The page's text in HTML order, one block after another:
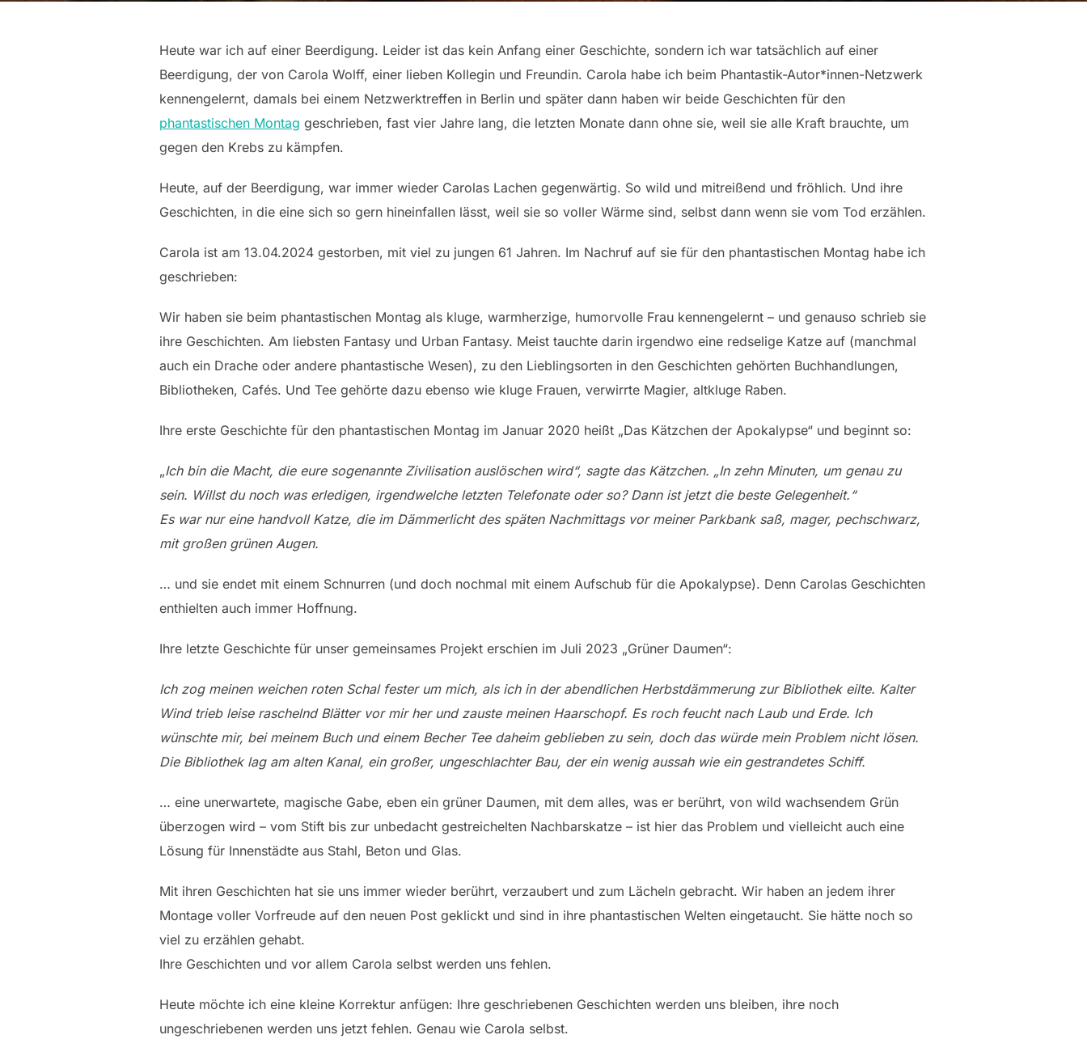
Heute war ich auf einer Beerdigung. Leider ist das kein Anfang einer Geschichte, sondern ich war tatsächlich auf einer
Beerdigung, der von Carola Wolff, einer lieben Kollegin und Freundin. Carola habe ich beim Phantastik-Autor*innen-Netzwerk
kennengelernt, damals bei einem Netzwerktreffen in Berlin und später dann haben wir beide Geschichten für den
phantastischen Montag geschrieben, fast vier Jahre lang, die letzten Monate dann ohne sie, weil sie alle Kraft brauchte, um
gegen den Krebs zu kämpfen.
Heute, auf der Beerdigung, war immer wieder Carolas Lachen gegenwärtig. So wild und mitreißend und fröhlich. Und ihre
Geschichten, in die eine sich so gern hineinfallen lässt, weil sie so voller Wärme sind, selbst dann wenn sie vom Tod erzählen.
Carola ist am 13.04.2024 gestorben, mit viel zu jungen 61 Jahren. Im Nachruf auf sie für den phantastischen Montag habe ich
geschrieben:
Wir haben sie beim phantastischen Montag als kluge, warmherzige, humorvolle Frau kennengelernt – und genauso schrieb sie
ihre Geschichten. Am liebsten Fantasy und Urban Fantasy. Meist tauchte darin irgendwo eine redselige Katze auf (manchmal
auch ein Drache oder andere phantastische Wesen), zu den Lieblingsorten in den Geschichten gehörten Buchhandlungen,
Bibliotheken, Cafés. Und Tee gehörte dazu ebenso wie kluge Frauen, verwirrte Magier, altkluge Raben.
Ihre erste Geschichte für den phantastischen Montag im Januar 2020 heißt „Das Kätzchen der Apokalypse“ und beginnt so:
„Ich bin die Macht, die eure sogenannte Zivilisation auslöschen wird“, sagte das Kätzchen. „In zehn Minuten, um genau zu
sein. Willst du noch was erledigen, irgendwelche letzten Telefonate oder so? Dann ist jetzt die beste Gelegenheit.“
Es war nur eine handvoll Katze, die im Dämmerlicht des späten Nachmittags vor meiner Parkbank saß, mager, pechschwarz,
mit großen grünen Augen.
… und sie endet mit einem Schnurren (und doch nochmal mit einem Aufschub für die Apokalypse). Denn Carolas Geschichten
enthielten auch immer Hoffnung.
Ihre letzte Geschichte für unser gemeinsames Projekt erschien im Juli 2023 „Grüner Daumen“:
Ich zog meinen weichen roten Schal fester um mich, als ich in der abendlichen Herbstdämmerung zur Bibliothek eilte. Kalter
Wind trieb leise raschelnd Blätter vor mir her und zauste meinen Haarschopf. Es roch feucht nach Laub und Erde. Ich
wünschte mir, bei meinem Buch und einem Becher Tee daheim geblieben zu sein, doch das würde mein Problem nicht lösen.
Die Bibliothek lag am alten Kanal, ein großer, ungeschlachter Bau, der ein wenig aussah wie ein gestrandetes Schiff.
… eine unerwartete, magische Gabe, eben ein grüner Daumen, mit dem alles, was er berührt, von wild wachsendem Grün
überzogen wird – vom Stift bis zur unbedacht gestreichelten Nachbarskatze – ist hier das Problem und vielleicht auch eine
Lösung für Innenstädte aus Stahl, Beton und Glas.
Mit ihren Geschichten hat sie uns immer wieder berührt, verzaubert und zum Lächeln gebracht. Wir haben an jedem ihrer
Montage voller Vorfreude auf den neuen Post geklickt und sind in ihre phantastischen Welten eingetaucht. Sie hätte noch so
viel zu erzählen gehabt.
Ihre Geschichten und vor allem Carola selbst werden uns fehlen.
Heute möchte ich eine kleine Korrektur anfügen: Ihre geschriebenen Geschichten werden uns bleiben, ihre noch
ungeschriebenen werden uns jetzt fehlen. Genau wie Carola selbst.